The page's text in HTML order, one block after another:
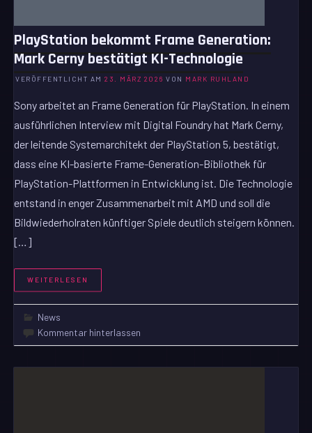
PlayStation bekommt Frame Generation:
Mark Cerny bestätigt KI-Technologie
VERÖFFENTLICHT AM23. MÄRZ 2026 VON MARK RUHLAND
Sony arbeitet an Frame Generation für PlayStation. In einem
ausführlichen Interview mit Digital Foundry hat Mark Cerny,
der leitende Systemarchitekt der PlayStation 5, bestätigt,
dass eine KI-basierte Frame-Generation-Bibliothek für
PlayStation-Plattformen in Entwicklung ist. Die Technologie
entstand in enger Zusammenarbeit mit AMD und soll die
Bildwiederholraten künftiger Spiele deutlich steigern können.
[…]
WEITERLESEN
News
Kommentar hinterlassen